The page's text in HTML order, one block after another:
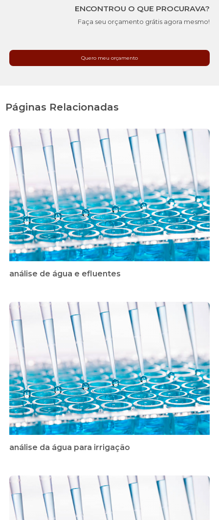
ENCONTROU O QUE PROCURAVA?
Faça seu orçamento grátis agora mesmo!
Quero meu orçamento
Páginas Relacionadas
análise de água e efluentes
análise da água para irrigação